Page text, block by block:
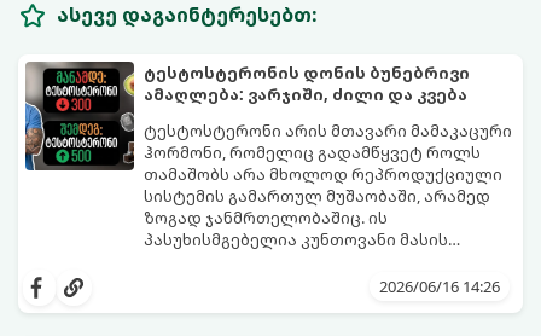
ასევე დაგაინტერესებთ:
ტესტოსტერონის დონის ბუნებრივი
ამაღლება: ვარჯიში, ძილი და კვება
ტესტოსტერონი არის მთავარი მამაკაცური
ჰორმონი, რომელიც გადამწყვეტ როლს
თამაშობს არა მხოლოდ რეპროდუქციული
სისტემის გამართულ მუშაობაში, არამედ
ზოგად ჯანმრთელობაშიც. ის
პასუხისმგებელია კუნთოვანი მასის
დონეზე, გუნება-განწყობაზე,
ორგანიზმში ტესტოსტერონის დონე
2026/06/16 14:26